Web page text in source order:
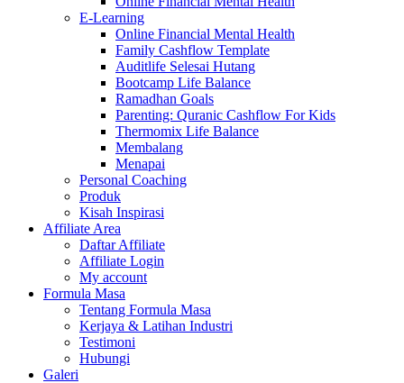
E-Learning
Online Financial Mental Health
Family Cashflow Template
Auditlife Selesai Hutang
Bootcamp Life Balance
Ramadhan Goals
Parenting: Quranic Cashflow For Kids
Thermomix Life Balance
Membalang
Menapai
Personal Coaching
Produk
Kisah Inspirasi
Affiliate Area
Daftar Affiliate
Affiliate Login
My account
Formula Masa
Tentang Formula Masa
Kerjaya & Latihan Industri
Testimoni
Hubungi
Galeri